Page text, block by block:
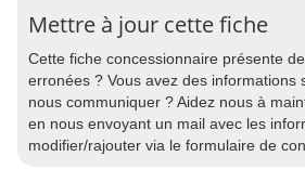
Mettre à jour cette fiche
Cette fiche concessionnaire présente
erronées ? Vous avez des informations
nous communiquer ? Aidez nous à
en nous envoyant un mail avec les
modifier/rajouter via le formulaire de